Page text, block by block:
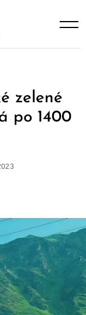
zelené
po 1400